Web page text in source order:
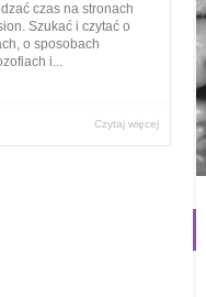
czas na stronach
Szukać i czytać o
o sposobach
i...
Czytaj więcej